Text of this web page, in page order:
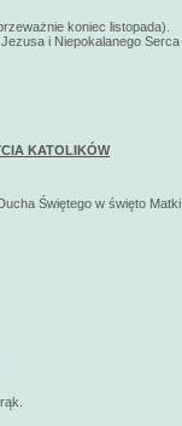
koniec listopada).
i Niepokalanego Serca
KATOLIKÓW
Świętego w święto Matki